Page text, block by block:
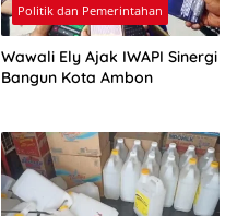
Politik dan Pemerintahan
Wawali Ely Ajak IWAPI Sinergi
Bangun Kota Ambon